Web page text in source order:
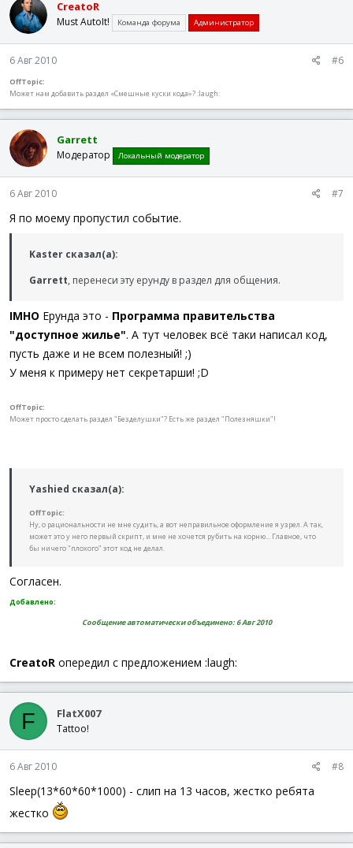
CreatoR
Must AutoIt! Команда форума Администратор
6 Авг 2010 #6
OffTopic:
Может нам добавить раздел «Смешные куски кода»? :laugh:
Garrett
Модератор Локальный модератор
6 Авг 2010 #7
Я по моему пропустил событие.
Kaster сказал(а):
Garrett, перенеси эту ерунду в раздел для общения.
IMHO Ерунда это - Программа правительства
"доступное жилье". А тут человек всё таки написал код,
пусть даже и не всем полезный! ;)
У меня к примеру нет секретарши! ;D
OffTopic:
Может просто сделать раздел "Безделушки"? Есть же раздел "Полезняшки"!
Yashied сказал(а):
OffTopic:
Ну, о рациональности не мне судить, а вот неправильное оформление я узрел. А так,
может это у него первый скрипт, и мне не хочется рубить на корню... Главное, что
бы ничего "плохого" этот код не делал.
Согласен.
Добавлено:
Сообщение автоматически объединено: 6 Авг 2010
CreatoR опередил с предложением :laugh:
F FlatX007
Tattoo!
6 Авг 2010 #8
Sleep(13*60*60*1000) - слип на 13 часов, жестко ребята
жестко